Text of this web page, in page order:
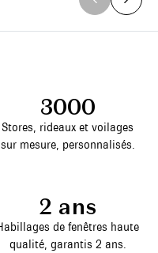
3000
Stores, rideaux et voilages
sur mesure, personnalisés.
2 ans
de fenêtres haute
qualité, garantis 2 ans.